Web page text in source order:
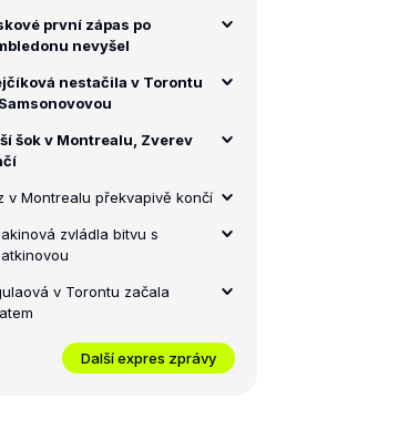
první zápas po
nevyšel
nestačila v Torontu
šok v Montrealu, Zverev
v Montrealu překvapivě končí
zvládla bitvu s
v Torontu začala
Další expres zprávy